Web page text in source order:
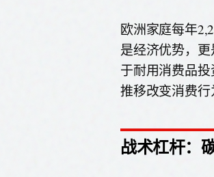
欧洲家庭每年
是经济优势，
于耐用消费品
推移改变消费行
战术杠杆：